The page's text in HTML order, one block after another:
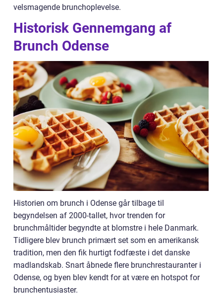
velsmagende brunchoplevelse.
Historisk Gennemgang af
Brunch Odense
Historien om brunch i Odense går tilbage til
begyndelsen af 2000-tallet, hvor trenden for
brunchmåltider begyndte at blomstre i hele Danmark.
Tidligere blev brunch primært set som en amerikansk
tradition, men den fik hurtigt fodfæste i det danske
madlandskab. Snart åbnede flere brunchrestauranter i
Odense, og byen blev kendt for at være en hotspot for
brunchentusiaster.